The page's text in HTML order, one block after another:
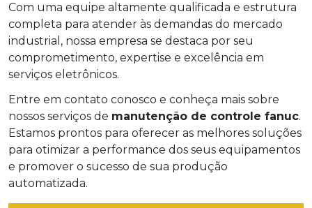
Com uma equipe altamente qualificada e estrutura
completa para atender às demandas do mercado
industrial, nossa empresa se destaca por seu
comprometimento, expertise e excelência em
serviços eletrônicos.
Entre em contato conosco e conheça mais sobre
nossos serviços de manutenção de controle fanuc.
Estamos prontos para oferecer as melhores soluções
para otimizar a performance dos seus equipamentos
e promover o sucesso de sua produção
automatizada.